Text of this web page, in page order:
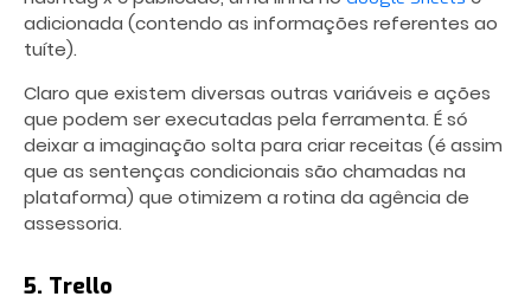
adicionada (contendo as informações referentes ao
tuíte).
Claro que existem diversas outras variáveis e ações
que podem ser executadas pela ferramenta. É só
deixar a imaginação solta para criar receitas (é assim
que as sentenças condicionais são chamadas na
plataforma) que otimizem a rotina da agência de
assessoria.
5. Trello